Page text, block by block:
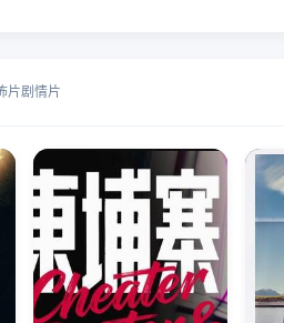
片剧情片